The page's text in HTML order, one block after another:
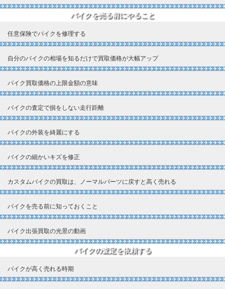
バイクを売る前にやること
任意保険でバイクを修理する
自分のバイクの相場を知るだけで買取価格が大幅アップ
バイク買取価格の上限金額の意味
バイクの査定で損をしない走行距離
バイクの外装を綺麗にする
バイクの細かいキズを修正
カスタムバイクの買取は、ノーマルパーツに戻すと高く売れる
バイクを売る前に知っておくこと
バイク出張買取の光景の動画
バイクの査定を依頼する
バイクが高く売れる時期